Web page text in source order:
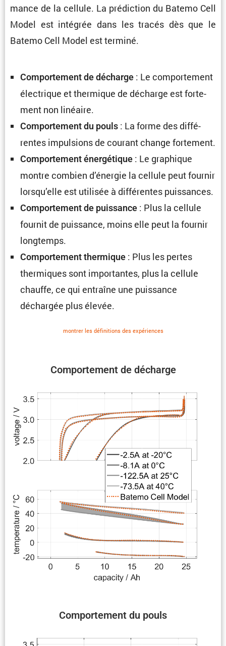
mance de la cellule. La prédic­tion du Batemo Cell
Model est intégrée dans les tracés dès que le
Batemo Cell Model est terminé.
Compor­te­ment de décharge
Compor­te­ment de décharge : Le compor­te­ment
électrique et thermique de décharge est forte­
ment non linéaire.
Compor­te­ment du pouls : La forme des diffé­
rentes impul­sions de courant change fortement.
Compor­te­ment énergé­tique : Le graphique
montre combien d’énergie la cellule peut fournir
lorsqu’elle est utilisée à diffé­rentes puissances.
Compor­te­ment de puissance : Plus la cellule
fournit de puissance, moins elle peut la fournir
longtemps.
Compor­te­ment thermique : Plus les pertes
thermiques sont impor­tantes, plus la cellule
chauffe, ce qui entraîne une puissance
déchargée plus élevée.
Compor­te­ment du pouls
montrer les défini­tions des expériences